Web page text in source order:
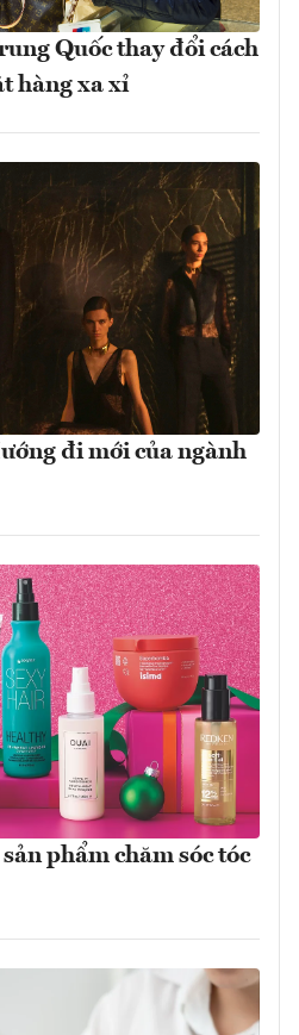
Quốc thay đổi cách
hàng xa xỉ
đi mới của ngành
phẩm chăm sóc tóc